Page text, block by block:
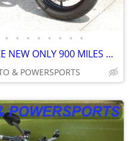
• • • • • • • •
2023 KAWASAKI Z400 ABS LIKE NEW ONLY 900 MILES NO BS DEALER FEES HERE
& POWERSPORTS